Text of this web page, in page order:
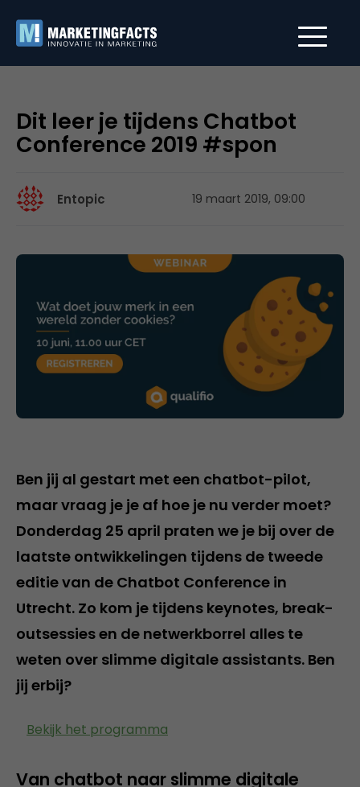
Dit leer je tijdens Chatbot
Conference 2019 #spon
Entopic 19 maart 2019, 09:00
Ben jij al gestart met een chatbot-pilot,
maar vraag je je af hoe je nu verder moet?
Donderdag 25 april praten we je bij over de
laatste ontwikkelingen tijdens de tweede
editie van de Chatbot Conference in
Utrecht. Zo kom je tijdens keynotes, break-
outsessies en de netwerkborrel alles te
weten over slimme digitale assistants. Ben
jij erbij?
Bekijk het programma
Van chatbot naar slimme digitale